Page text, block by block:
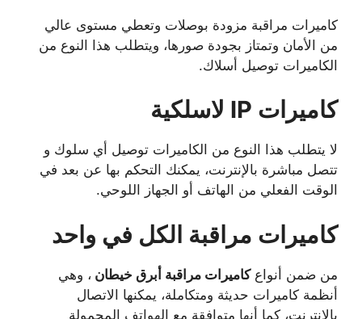
كاميرات مراقبة مزودة بوصلات وتعطي مستوى عالي
من الأمان وتمتاز بجودة صورها، ويتطلب هذا النوع من
الكاميرات توصيل أسلاك.
كاميرات IP لاسلكية
لا يتطلب هذا النوع من الكاميرات توصيل أي سلوك و
تتصل مباشرة بالإنترنت، يمكنك التحكم بها عن بعد في
الوقت الفعلي من الهاتف أو الجهاز اللوحي.
كاميرات مراقبة الكل في واحد
من ضمن أنواعكاميرات مراقبة أبرق خيطان ، وهي
أنظمة كاميرات حديثة ومتكاملة، يمكنها الاتصال
بالإنترنت، كما أنها متوافقة مع الهواتف المحمولة